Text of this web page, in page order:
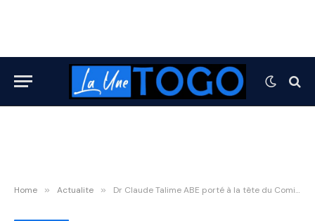
Home » Actualite » Dr Claude Talime ABE porté à la tête du Comité Consultatif de la Concurrence (CCC) de l’Autorité Régionale de la Concurrence de la CEDEAO